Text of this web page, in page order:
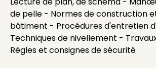
de pelle - Normes de construction
bâtiment - Procédures d'entretien
Techniques de nivellement -
Règles et consignes de sécurité